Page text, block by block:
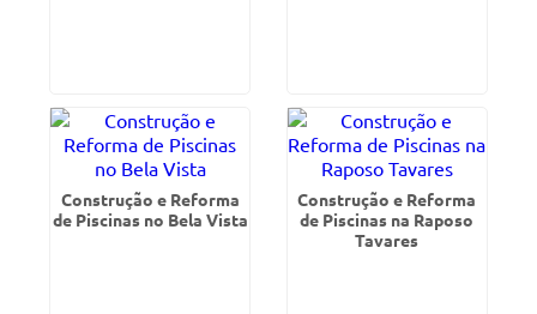
Construção e Reforma
de Piscinas no Bela Vista
Construção e Reforma
de Piscinas na Raposo
Tavares